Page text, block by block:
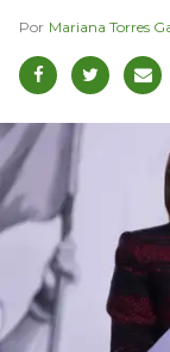
Mariana Torres